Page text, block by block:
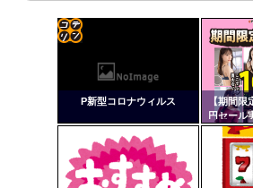
【画像】ペプシコーラ社、「こう
な新商品を発売
Powered by livedoor 相互RSS
P新型コロナウィルス
【期間
円セール
ず全部
ンク
自動